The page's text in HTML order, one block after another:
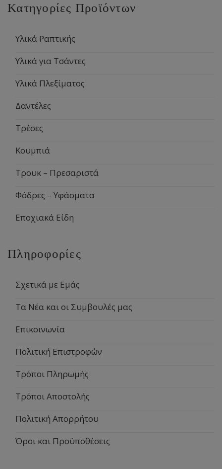
Κατηγορίες Προϊόντων
Υλικά Ραπτικής
Υλικά για Τσάντες
Υλικά Πλεξίματος
Δαντέλες
Τρέσες
Κουμπιά
Τρουκ – Πρεσαριστά
Φόδρες – Υφάσματα
Εποχιακά Είδη
Πληροφορίες
Σχετικά με Εμάς
Τα Νέα και οι Συμβουλές μας
Επικοινωνία
Πολιτική Επιστροφών
Τρόποι Πληρωμής
Τρόποι Αποστολής
Πολιτική Απορρήτου
Όροι και Προϋποθέσεις